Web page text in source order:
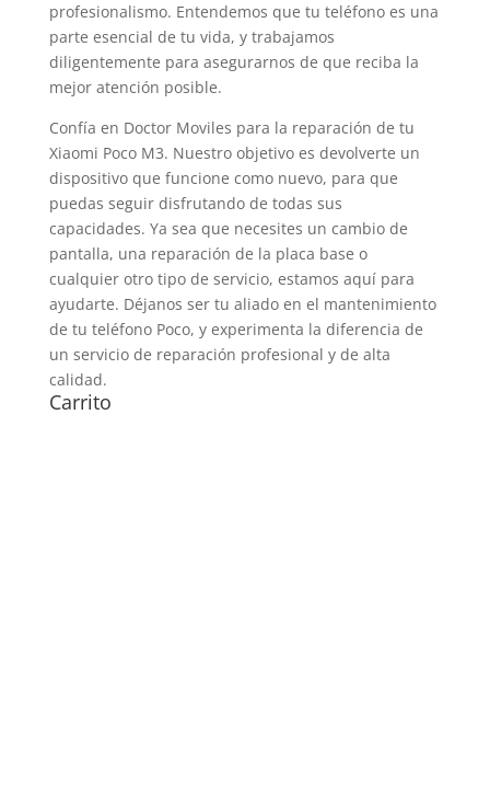
profesionalismo. Entendemos que tu teléfono es una
parte esencial de tu vida, y trabajamos
diligentemente para asegurarnos de que reciba la
mejor atención posible.
Confía en Doctor Moviles para la reparación de tu
Xiaomi Poco M3. Nuestro objetivo es devolverte un
dispositivo que funcione como nuevo, para que
puedas seguir disfrutando de todas sus
capacidades. Ya sea que necesites un cambio de
pantalla, una reparación de la placa base o
cualquier otro tipo de servicio, estamos aquí para
ayudarte. Déjanos ser tu aliado en el mantenimiento
de tu teléfono Poco, y experimenta la diferencia de
un servicio de reparación profesional y de alta
calidad.
Carrito